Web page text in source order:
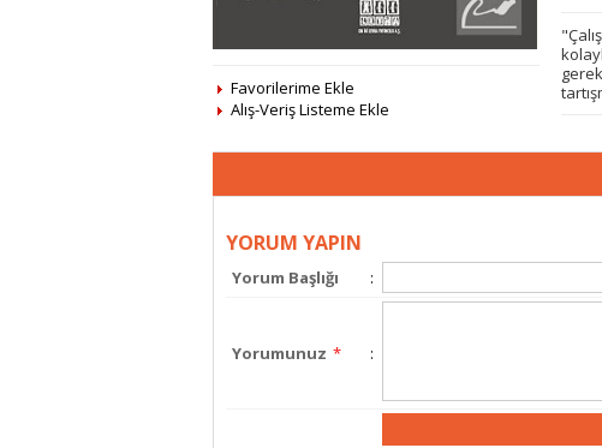
Favorilerime Ekle
Alış-Veriş Listeme Ekle
YORUM YAPIN
Yorum Başlığı :
Yorumunuz * :